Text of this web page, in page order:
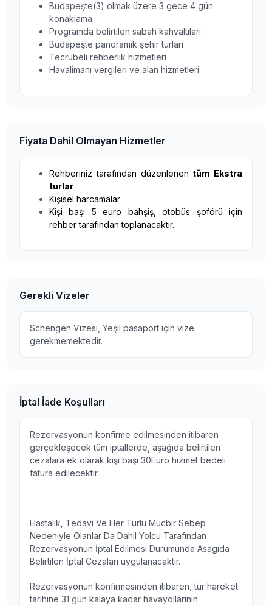
Budapeşte(3) olmak üzere 3 gece 4 gün
konaklama
Programda belirtilen sabah kahvaltıları
Budapeşte panoramik şehir turları
Tecrübeli rehberlik hizmetleri
Havalimanı vergileri ve alan hizmetleri
Fiyata Dahil Olmayan Hizmetler
Rehberiniz tarafından düzenlenen tüm Ekstra
turlar
Kişisel harcamalar
Kişi başı 5 euro bahşiş, otobüs şoförü için
rehber tarafından toplanacaktır.
Gerekli Vizeler
Schengen Vizesi, Yeşil pasaport için vize
gerekmemektedir.
İptal İade Koşulları
Rezervasyonun konfirme edilmesinden itibaren
gerçekleşecek tüm iptallerde, aşağıda belirtilen
cezalara ek olarak kişi başı 30Euro hizmet bedeli
fatura edilecektir.
Hastalık, Tedavi Ve Her Türlü Mücbir Sebep
Nedeniyle Olanlar Da Dahil Yolcu Tarafından
Rezervasyonun İptal Edilmesi Durumunda Asagıda
Belirtilen İptal Cezaları uygulanacaktır.
Rezervasyonun konfirmesinden itibaren, tur hareket
tarihine 31 gün kalaya kadar havayollarının